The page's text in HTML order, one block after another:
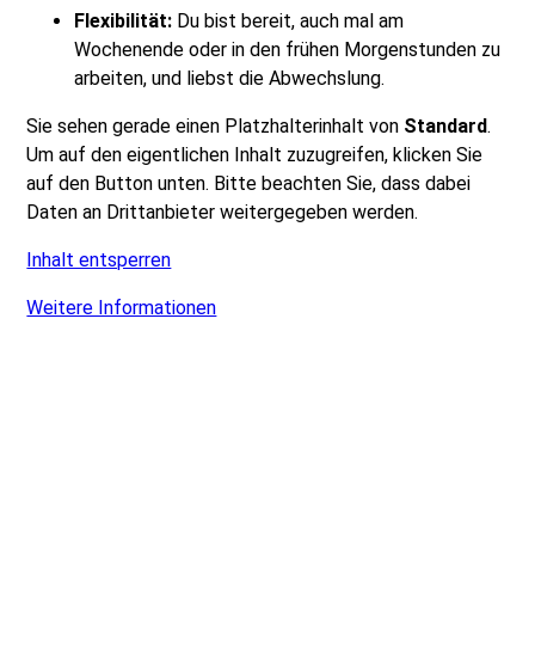
Flexibilität: Du bist bereit, auch mal am
Wochenende oder in den frühen Morgenstunden zu
arbeiten, und liebst die Abwechslung.
Sie sehen gerade einen Platzhalterinhalt von Standard.
Um auf den eigentlichen Inhalt zuzugreifen, klicken Sie
auf den Button unten. Bitte beachten Sie, dass dabei
Daten an Drittanbieter weitergegeben werden.
Inhalt entsperren
Weitere Informationen